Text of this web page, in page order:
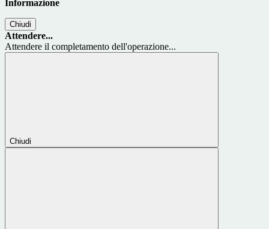
Informazione
Chiudi
Attendere...
Attendere il completamento dell'operazione...
Chiudi